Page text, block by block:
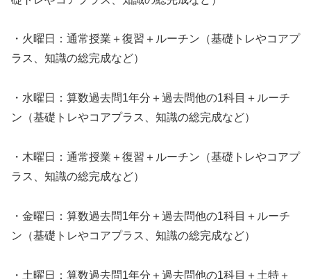
・火曜日：通常授業＋復習＋ルーチン（基礎トレやコアプ
ラス、知識の総完成など）
・水曜日：算数過去問1年分＋過去問他の1科目＋ルーチ
ン（基礎トレやコアプラス、知識の総完成など）
・木曜日：通常授業＋復習＋ルーチン（基礎トレやコアプ
ラス、知識の総完成など）
・金曜日：算数過去問1年分＋過去問他の1科目＋ルーチ
ン（基礎トレやコアプラス、知識の総完成など）
・土曜日：算数過去問1年分＋過去問他の1科目＋土特＋